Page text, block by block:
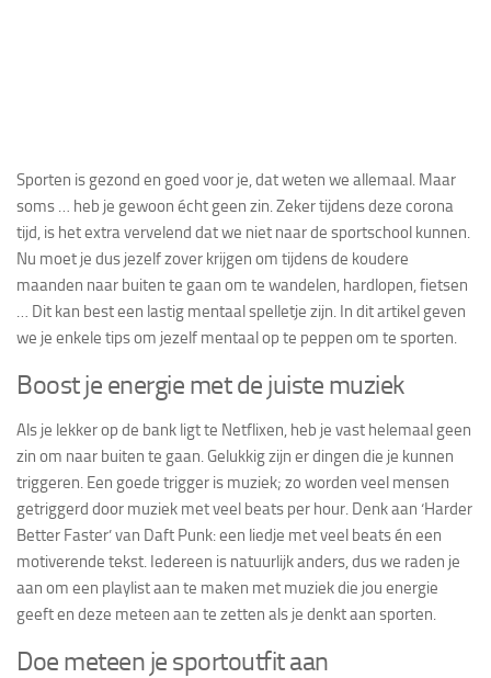
Sporten is gezond en goed voor je, dat weten we allemaal. Maar
soms … heb je gewoon écht geen zin. Zeker tijdens deze corona
tijd, is het extra vervelend dat we niet naar de sportschool kunnen.
Nu moet je dus jezelf zover krijgen om tijdens de koudere
maanden naar buiten te gaan om te wandelen, hardlopen, fietsen
… Dit kan best een lastig mentaal spelletje zijn. In dit artikel geven
we je enkele tips om jezelf mentaal op te peppen om te sporten.
Boost je energie met de juiste muziek
Als je lekker op de bank ligt te Netflixen, heb je vast helemaal geen
zin om naar buiten te gaan. Gelukkig zijn er dingen die je kunnen
triggeren. Een goede trigger is muziek; zo worden veel mensen
getriggerd door muziek met veel beats per hour. Denk aan ‘Harder
Better Faster’ van Daft Punk: een liedje met veel beats én een
motiverende tekst. Iedereen is natuurlijk anders, dus we raden je
aan om een playlist aan te maken met muziek die jou energie
geeft en deze meteen aan te zetten als je denkt aan sporten.
Doe meteen je sportoutfit aan